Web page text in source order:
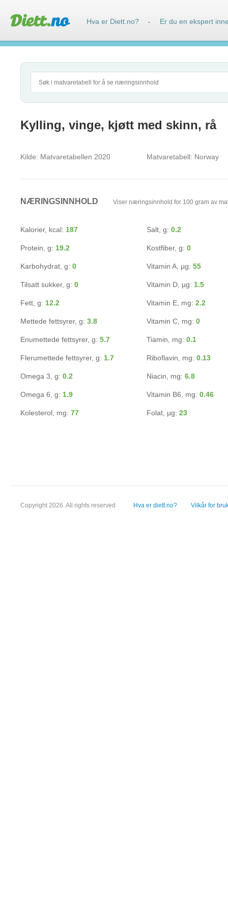
Kylling, vinge, kjøtt med skinn, rå
Kilde: Matvaretabellen 2020 Matvaretabell: Norway
NÆRINGSINNHOLD Viser næringsinnhold for 100 gram av
Kalorier, kcal: 187
Protein, g: 19.2
Karbohydrat, g: 0
Tilsatt sukker, g: 0
Fett, g: 12.2
Mettede fettsyrer, g: 3.8
Enumettede fettsyrer, g: 5.7
Flerumettede fettsyrer, g: 1.7
Omega 3, g: 0.2
Omega 6, g: 1.9
Kolesterol, mg: 77
Salt, g: 0.2
Kostfiber, g: 0
Vitamin A, µg: 55
Vitamin D, µg: 1.5
Vitamin E, mg: 2.2
Vitamin C, mg: 0
Tiamin, mg: 0.1
Riboflavin, mg: 0.13
Niacin, mg: 6.8
Vitamin B6, mg: 0.46
Folat, µg: 23
Copyright 2026. All rights reserved Hva er diett.no? Vilkår for
Hva er Diett.no? · Er du en ekspert